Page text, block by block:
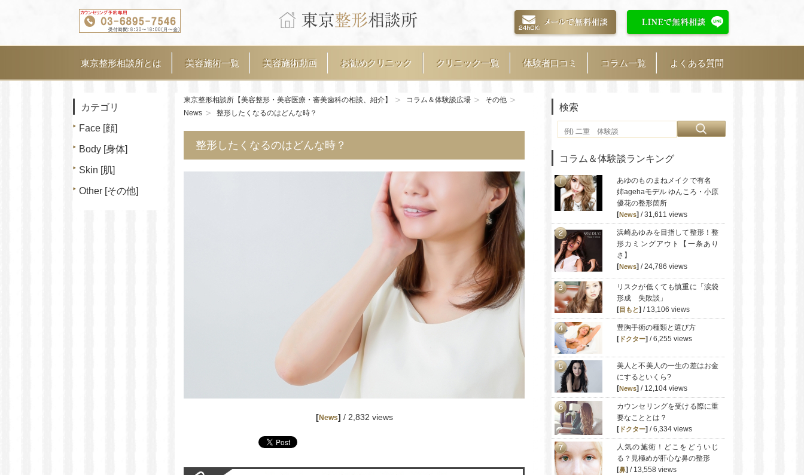
東京整形相談所とは 美容施術一覧 美容施術動画 お勧めクリニック クリニック一覧 体験者口コミ コラム一覧 よくある質問
カテゴリ
Face [顔]
Body [身体]
Skin [肌]
Other [その他]
東京整形相談所【美容整形・美容医療・審美歯科の相談、紹介】 コラム＆体験談広場
その他
News
整形したくなるのはどんな時？
整形したくなるのはどんな時？
[News] / 2,832 views
検索
コラム＆体験談ランキング
あゆのものまねメイクで有名
姉agehaモデル ゆんころ・小原
優花の整形箇所
[News] / 31,611 views
浜崎あゆみを目指して整形！整
形カミングアウト【一条あり
さ】
[News] / 24,786 views
リスクが低くても慎重に「涙袋
形成 失敗談」
[目もと] / 13,106 views
豊胸手術の種類と選び方
[ ドクター] / 6,255 views
美人と不美人の一生の差はお金
にするといくら?
[News] / 12,104 views
カウンセリングを受ける際に重
要なこととは？
[ ドクター] / 6,334 views
人気の施術！どこをどういじ
る？見極めが肝心な鼻の整形
[鼻] / 13,558 views